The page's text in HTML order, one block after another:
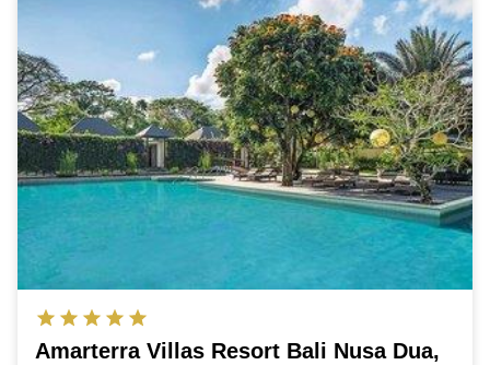
Amarterra Villas Resort Bali Nusa Dua,